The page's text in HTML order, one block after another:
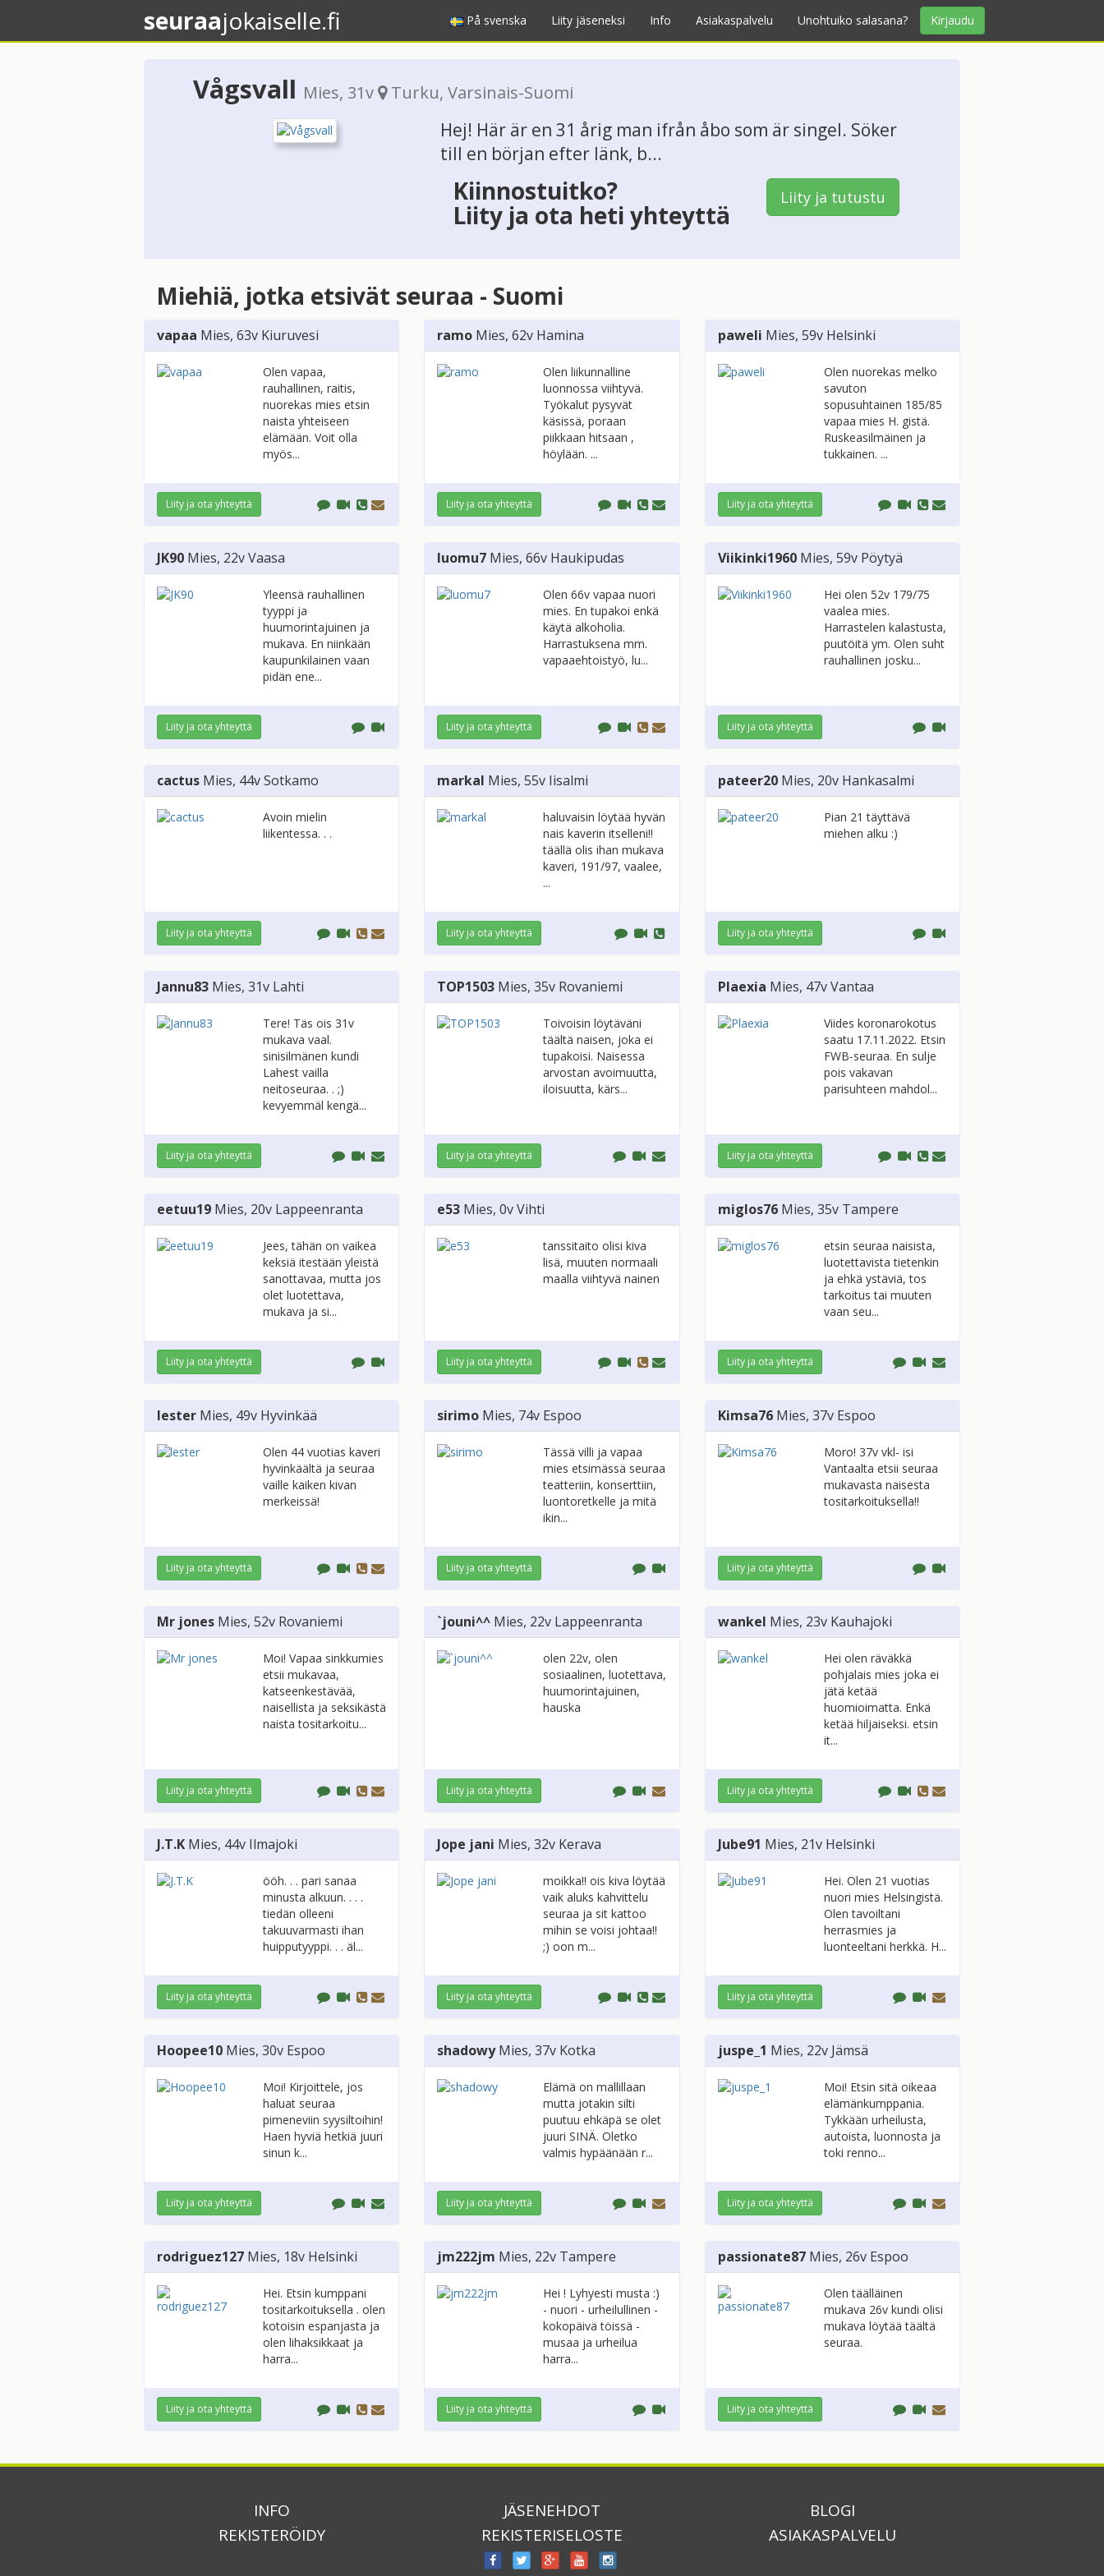
seuraajokaiselle.fi På svenska Liity jäseneksi Info Asiakaspalvelu Unohtuiko salasana? Kirjaudu
Vågsvall Mies, 31v Turku, Varsinais-Suomi
Hej! Här är en 31 årig man ifrån åbo som är singel. Söker
till en början efter länk, b...
Kiinnostuitko?
Liity ja ota heti yhteyttä
Liity ja tutustu
Miehiä, jotka etsivät seuraa - Suomi
vapaa Mies, 63v Kiuruvesi
Olen vapaa,
rauhallinen, raitis,
nuorekas mies etsin
naista yhteiseen
elämään. Voit olla
myös...
Liity ja ota yhteyttä
ramo Mies, 62v Hamina
Olen liikunnalline
luonnossa viihtyvä.
Työkalut pysyvät
käsissä, poraan
piikkaan hitsaan ,
höylään. ...
Liity ja ota yhteyttä
paweli Mies, 59v Helsinki
Olen nuorekas melko
savuton
sopusuhtainen 185/85
vapaa mies H. gistä.
Ruskeasilmäinen ja
tukkainen. ...
Liity ja ota yhteyttä
JK90 Mies, 22vVaasa
Yleensä rauhallinen
tyyppi ja
huumorintajuinen ja
mukava. En niinkään
kaupunkilainen vaan
pidän ene...
Liity ja ota yhteyttä
luomu7 Mies, 66v Haukipudas
Olen 66v vapaa nuori
mies. En tupakoi enkä
käytä alkoholia.
Harrastuksena mm.
vapaaehtoistyö, lu...
Liity ja ota yhteyttä
Viikinki1960 Mies, 59v Pöytyä
Hei olen 52v 179/75
vaalea mies.
Harrastelen kalastusta,
puutöitä ym. Olen suht
rauhallinen josku...
Liity ja ota yhteyttä
cactus Mies, 44vSotkamo
Avoin mielin
liikentessa. . .
Liity ja ota yhteyttä
markal Mies, 55v Iisalmi
haluvaisin löytää hyvän
nais kaverin itselleni!!
täällä olis ihan mukava
kaveri, 191/97, vaalee,
...
Liity ja ota yhteyttä
pateer20 Mies, 20v Hankasalmi
Pian 21 täyttävä
miehen alku :)
Liity ja ota yhteyttä
Jannu83 Mies, 31v Lahti
Tere! Täs ois 31v
mukava vaal.
sinisilmänen kundi
Lahest vailla
neitoseuraa. . ;)
kevyemmäl kengä...
Liity ja ota yhteyttä
TOP1503 Mies, 35v Rovaniemi
Toivoisin löytäväni
täältä naisen, joka ei
tupakoisi. Naisessa
arvostan avoimuutta,
iloisuutta, kärs...
Liity ja ota yhteyttä
Plaexia Mies, 47vVantaa
Viides koronarokotus
saatu 17.11.2022. Etsin
FWB-seuraa. En sulje
pois vakavan
parisuhteen mahdol...
Liity ja ota yhteyttä
eetuu19 Mies, 20v Lappeenranta
Jees, tähän on vaikea
keksiä itestään yleistä
sanottavaa, mutta jos
olet luotettava,
mukava ja si...
Liity ja ota yhteyttä
e53 Mies, 0vVihti
tanssitaito olisi kiva
lisä, muuten normaali
maalla viihtyvä nainen
Liity ja ota yhteyttä
miglos76 Mies, 35v Tampere
etsin seuraa naisista,
luotettavista tietenkin
ja ehkä ystäviä, tos
tarkoitus tai muuten
vaan seu...
Liity ja ota yhteyttä
lester Mies, 49v Hyvinkää
Olen 44 vuotias kaveri
hyvinkäältä ja seuraa
vaille kaiken kivan
merkeissä!
Liity ja ota yhteyttä
sirimo Mies, 74v Espoo
Tässä villi ja vapaa
mies etsimässä seuraa
teatteriin, konserttiin,
luontoretkelle ja mitä
ikin...
Liity ja ota yhteyttä
Kimsa76 Mies, 37v Espoo
Moro! 37v vkl- isi
Vantaalta etsii seuraa
mukavasta naisesta
tositarkoituksella!!
Liity ja ota yhteyttä
Mr jones Mies, 52v Rovaniemi
Moi! Vapaa sinkkumies
etsii mukavaa,
katseenkestävää,
naisellista ja seksikästä
naista tositarkoitu...
Liity ja ota yhteyttä
`jouni^^ Mies, 22v Lappeenranta
olen 22v, olen
sosiaalinen, luotettava,
huumorintajuinen,
hauska
Liity ja ota yhteyttä
wankel Mies, 23v Kauhajoki
Hei olen räväkkä
pohjalais mies joka ei
jätä ketää
huomioimatta. Enkä
ketää hiljaiseksi. etsin
it...
Liity ja ota yhteyttä
J.T.K Mies, 44v Ilmajoki
ööh. . . pari sanaa
minusta alkuun. . . .
tiedän olleeni
takuuvarmasti ihan
huipputyyppi. . . äl...
Liity ja ota yhteyttä
Jope jani Mies, 32v Kerava
moikka!! ois kiva löytää
vaik aluks kahvittelu
seuraa ja sit kattoo
mihin se voisi johtaa!!
;) oon m...
Liity ja ota yhteyttä
Jube91 Mies, 21v Helsinki
Hei. Olen 21 vuotias
nuori mies Helsingistä.
Olen tavoiltani
herrasmies ja
luonteeltani herkkä. H...
Liity ja ota yhteyttä
Hoopee10 Mies, 30v Espoo
Moi! Kirjoittele, jos
haluat seuraa
pimeneviin syysiltoihin!
Haen hyviä hetkiä juuri
sinun k...
Liity ja ota yhteyttä
shadowy Mies, 37v Kotka
Elämä on mallillaan
mutta jotakin silti
puutuu ehkäpä se olet
juuri SINÄ. Oletko
valmis hypäänään r...
Liity ja ota yhteyttä
juspe_1 Mies, 22v Jämsä
Moi! Etsin sitä oikeaa
elämänkumppania.
Tykkään urheilusta,
autoista, luonnosta ja
toki renno...
Liity ja ota yhteyttä
rodriguez127 Mies, 18v Helsinki
Hei. Etsin kumppani
tositarkoituksella . olen
kotoisin espanjasta ja
olen lihaksikkaat ja
harra...
Liity ja ota yhteyttä
jm222jm Mies, 22v Tampere
Hei ! Lyhyesti musta :)
- nuori - urheilullinen -
kokopäivä töissä -
musaa ja urheilua
harra...
Liity ja ota yhteyttä
passionate87 Mies, 26v Espoo
Olen täälläinen
mukava 26v kundi olisi
mukava löytää täältä
seuraa.
Liity ja ota yhteyttä
INFO
REKISTERÖIDY
JÄSENEHDOT
REKISTERISELOSTE
BLOGI
ASIAKASPALVELU